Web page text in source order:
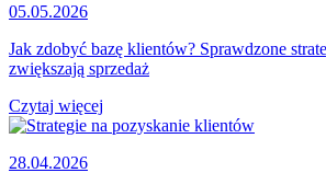
05.05.2026
Jak zdobyć bazę klientów? Sprawdzone
zwiększają sprzedaż
Czytaj więcej
28.04.2026